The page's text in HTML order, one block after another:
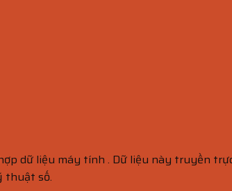
dữ liệu máy tính . Dữ liệu này truyền
thuật số.